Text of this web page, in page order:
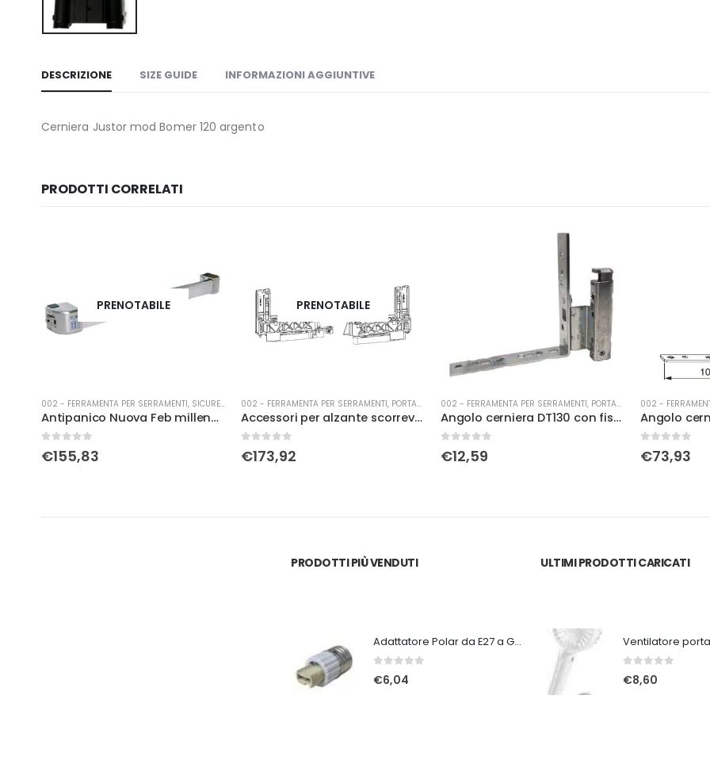
DESCRIZIONE SIZE GUIDE INFORMAZIONI AGGIUNTIVE
Cerniera Justor mod Bomer 120 argento
PRODOTTI CORRELATI
PRENOTABILE
002 - FERRAMENTA PER SERRAMENTI, SICUREZZA
Antipanico Nuova Feb millennium nero
Su 5
€155,83
PRENOTABILE
002 - FERRAMENTA PER SERRAMENTI, PORTA-FINESTRA
Accessori per alzante scorrevole Gu K15276-00-R-0
Su 5
€173,92
002 - FERRAMENTA PER SERRAMENTI, PORTA-FINESTRA
Angolo cerniera DT130 con fissaggio battuta 12/18
Su 5
€12,59
002 -
Su 5
€73,93
PRODOTTI PIÙ VENDUTI
Adattatore Polar da E27 a GU9
€6,04
ULTIMI PRODOTTI CARICATI
€8,60